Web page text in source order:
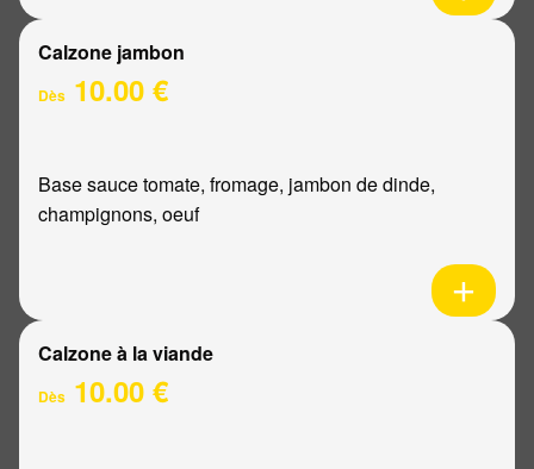
Calzone jambon
Dès 10.00 €
Base sauce tomate, fromage, jambon de dinde,
champignons, oeuf
Calzone à la viande
Dès 10.00 €